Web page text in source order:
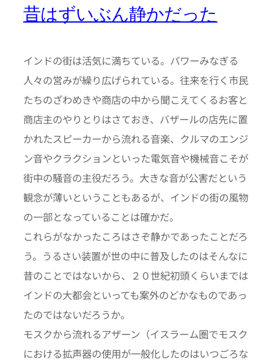
昔はずいぶん静かだった
インドの街は活気に満ちている。パワーみなぎる
人々の営みが繰り広げられている。往来を行く市民
たちのざわめきや商店の中から聞こえてくるお客と
商店主のやりとりはさておき、バザールの店先に置
かれたスピーカーから流れる音楽、クルマのエンジ
ン音やクラクションといった電気音や機械音こそが
街中の騒音の主役だろう。大きな音が公害だという
観念が薄いということもあるが、インドの街の風物
の一部となっていることは確かだ。
これらがなかったころはさぞ静かであったことだろ
う。うるさい装置が世の中に普及したのはそんなに
昔のことではないから、２０世紀初頭くらいまでは
インドの大都会といっても案外のどかなものであっ
たのではないだろうか。
モスクから流れるアザーン（イスラーム圏でモスク
における拡声器の使用が一般化したのはいつごろな